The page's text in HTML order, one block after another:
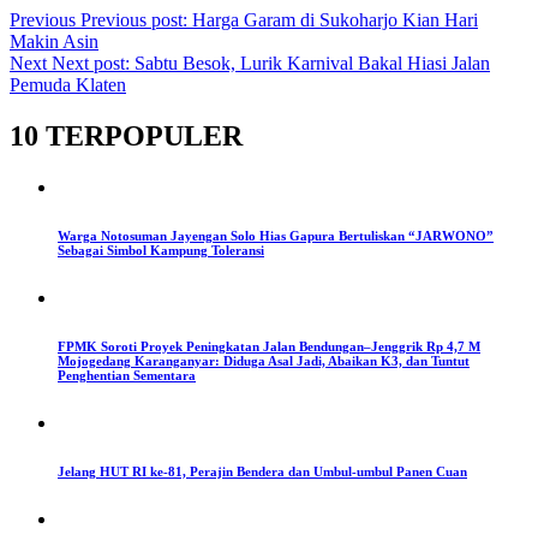
Previous Previous post: Harga Garam di Sukoharjo Kian Hari
Makin Asin
Next Next post: Sabtu Besok, Lurik Karnival Bakal Hiasi Jalan
Pemuda Klaten
10 TERPOPULER
Warga Notosuman Jayengan Solo Hias Gapura Bertuliskan “JARWONO”
Sebagai Simbol Kampung Toleransi
FPMK Soroti Proyek Peningkatan Jalan Bendungan–Jenggrik Rp 4,7 M
Mojogedang Karanganyar: Diduga Asal Jadi, Abaikan K3, dan Tuntut
Penghentian Sementara
Jelang HUT RI ke-81, Perajin Bendera dan Umbul-umbul Panen Cuan